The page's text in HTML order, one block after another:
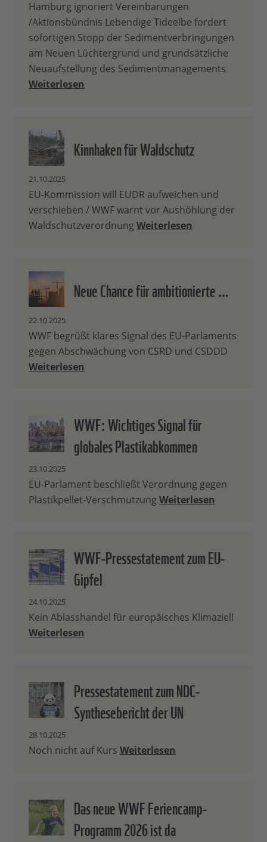
Hamburg ignoriert Vereinbarungen
/Aktionsbündnis Lebendige Tideelbe fordert
sofortigen Stopp der Sedimentverbringungen
am Neuen Lüchtergrund und grundsätzliche
Neuaufstellung des Sedimentmanagements
Weiterlesen
Kinnhaken für Waldschutz
21.10.2025
EU-Kommission will EUDR aufweichen und
verschieben / WWF warnt vor Aushöhlung der
WaldschutzverordnungWeiterlesen
Neue Chance für ambitionierte …
22.10.2025
WWF begrüßt klares Signal des EU-Parlaments
gegen Abschwächung von CSRD und CSDDD
Weiterlesen
WWF: Wichtiges Signal für
globales Plastikabkommen
23.10.2025
EU-Parlament beschließt Verordnung gegen
Plastikpellet-VerschmutzungWeiterlesen
WWF-Pressestatement zum EU-
Gipfel
24.10.2025
Kein Ablasshandel für europäisches Klimaziel!
Weiterlesen
Pressestatement zum NDC-
Synthesebericht der UN
28.10.2025
Noch nicht auf Kurs Weiterlesen
Das neue WWF Feriencamp-
Programm 2026 ist da